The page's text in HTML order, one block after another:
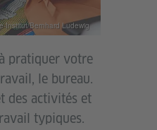
Institut/Bernhard Ludewig
pratiquer votre
le bureau.
des activités et
typiques.